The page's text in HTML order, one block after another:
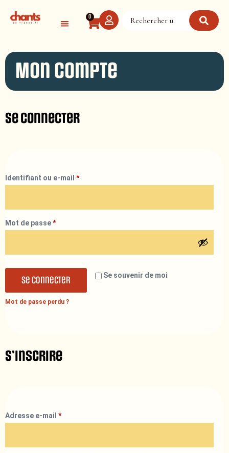
0
Mon compte
Se connecter
Identifiant ou e-mail *
Mot de passe*
Se souvenir de moi
Se connecter
Mot de passe perdu ?
S’inscrire
Adresse e-mail *